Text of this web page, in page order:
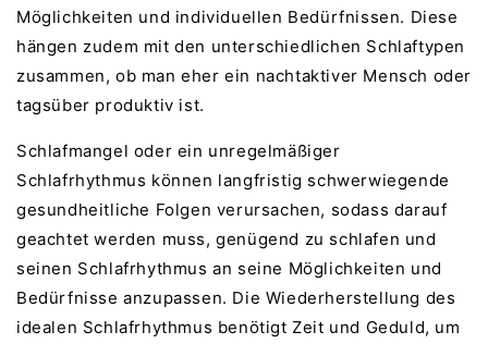
Möglichkeiten und individuellen Bedürfnissen. Diese
hängen zudem mit den unterschiedlichen Schlaftypen
zusammen, ob man eher ein nachtaktiver Mensch oder
tagsüber produktiv ist.
Schlafmangel oder ein unregelmäßiger
Schlafrhythmus können langfristig schwerwiegende
gesundheitliche Folgen verursachen, sodass darauf
geachtet werden muss, genügend zu schlafen und
seinen Schlafrhythmus an seine Möglichkeiten und
Bedürfnisse anzupassen. Die Wiederherstellung des
idealen Schlafrhythmus benötigt Zeit und Geduld, um